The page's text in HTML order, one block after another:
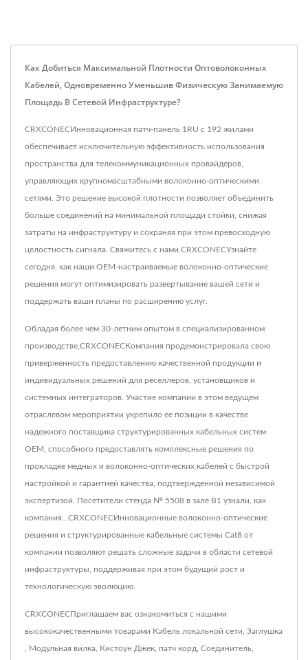
Как Добиться Максимальной Плотности Оптоволоконных
Кабелей, Одновременно Уменьшив Физическую Занимаемую
Площадь В Сетевой Инфраструктуре?
CRXCONECИнновационная патч-панель 1RU с 192 жилами
обеспечивает исключительную эффективность использования
пространства для телекоммуникационных провайдеров,
управляющих крупномасштабными волоконно-оптическими
сетями. Это решение высокой плотности позволяет объединить
больше соединений на минимальной площади стойки, снижая
затраты на инфраструктуру и сохраняя при этом превосходную
целостность сигнала. Свяжитесь с нами.CRXCONECУзнайте
сегодня, как наши OEM-настраиваемые волоконно-оптические
решения могут оптимизировать развертывание вашей сети и
поддержать ваши планы по расширению услуг.
Обладая более чем 30-летним опытом в специализированном
производстве,CRXCONECКомпания продемонстрировала свою
приверженность предоставлению качественной продукции и
индивидуальных решений для реселлеров, установщиков и
системных интеграторов. Участие компании в этом ведущем
отраслевом мероприятии укрепило ее позиции в качестве
надежного поставщика структурированных кабельных систем
OEM, способного предоставлять комплексные решения по
прокладке медных и волоконно-оптических кабелей с быстрой
настройкой и гарантией качества, подтвержденной независимой
экспертизой. Посетители стенда № 5508 в зале B1 узнали, как
компания...CRXCONECИнновационные волоконно-оптические
решения и структурированные кабельные системы Cat8 от
компании позволяют решать сложные задачи в области сетевой
инфраструктуры, поддерживая при этом будущий рост и
технологическую эволюцию.
CRXCONECПриглашаем вас ознакомиться с нашими
высококачественными товарами Кабель локальной сети Заглушка
Модульная вилка Кистоун Джек патч корд Соединитель